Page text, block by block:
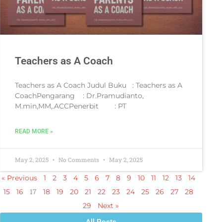
Teachers as A Coach
Teachers as A Coach Judul Buku : Teachers as A
CoachPengarang : Dr.Pramudianto,
M.min,MM,.ACCPenerbit : PT
READ MORE »
May 2, 2025 No Comments May 2, 2025
« Previous 1 2 3 4 5 6 7 8 9 10 11 12 13
14
15
16 17 18 19 20 21 22 23 24 25 26 27
28
29
Next »